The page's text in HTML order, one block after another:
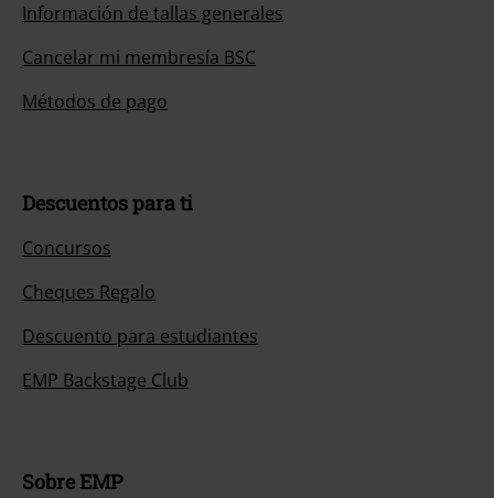
Información de tallas generales
Cancelar mi membresía BSC
Métodos de pago
Descuentos para ti
Concursos
Cheques Regalo
Descuento para estudiantes
EMP Backstage Club
Sobre EMP